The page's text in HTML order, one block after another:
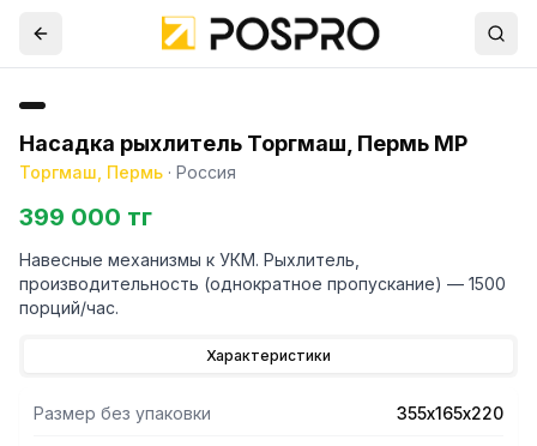
Насадка рыхлитель Торгмаш, Пермь МР
Торгмаш, Пермь · Россия
399 000 тг
Навесные механизмы к УКМ. Рыхлитель,
производительность (однократное пропускание) — 1500
порций/час.
Характеристики
Размер без упаковки 355х165х220